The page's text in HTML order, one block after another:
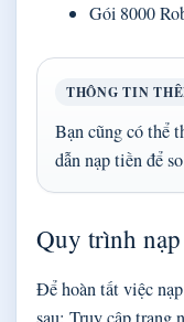
Gói 8000
THÔNG TIN
Bạn cũng có thể
dẫn nạp tiền để
Quy trình
Để hoàn tất việc